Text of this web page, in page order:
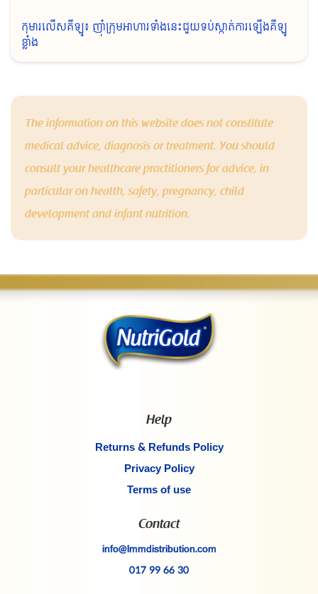
កុមារលើសគីឡូ៖ ញ៉ាំក្រុមអាហារទាំងនេះជួយទប់ស្កាត់ការឡើងគីឡូ
ខ្លាំង
The information on this website does not constitute
medical advice, diagnosis or treatment. You should
consult your healthcare practitioners for advice, in
particular on health, safety, pregnancy, child
development and infant nutrition.
Help
Returns & Refunds Policy
Privacy Policy
Terms of use
Contact
info@lmmdistribution.com
017 99 66 30